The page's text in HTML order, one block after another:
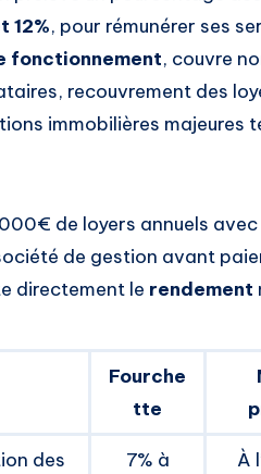
12%, pour rémunérer ses
fonctionnement, couvre
recouvrement des
immobilières majeures
de loyers annuels
de gestion avant
directement le rendement
Fourche
tte
des
7% à
À